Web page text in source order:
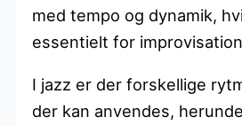
med tempo og dynamik,
essentielt for
I jazz er der forskellige
der kan anvendes,